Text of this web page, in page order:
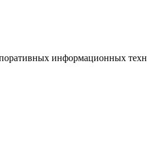
информационных